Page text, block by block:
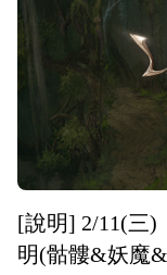
[說明] 2/11(三)
明(骷髏&妖魔